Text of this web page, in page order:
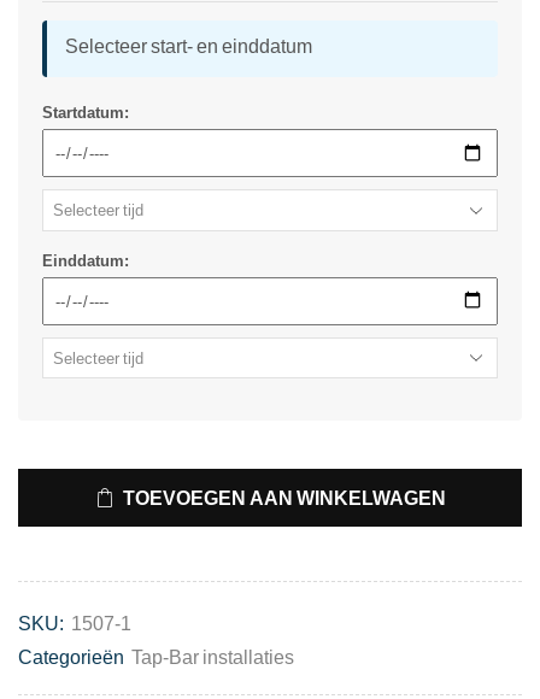
Selecteer start- en einddatum
Startdatum:
Einddatum:
TOEVOEGEN AAN WINKELWAGEN
SKU: 1507-1
Categorieën Tap-Bar installaties